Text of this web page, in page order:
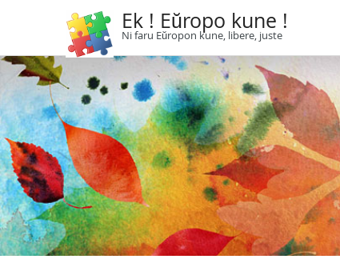
Ek ! Eŭropo kune !
Ni faru Eŭropon kune, libere, juste